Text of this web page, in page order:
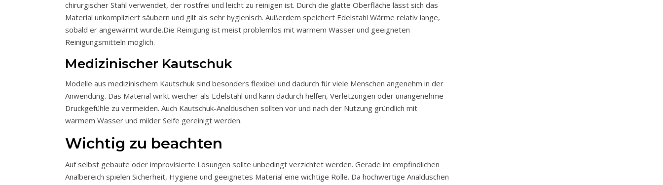
chirurgischer Stahl verwendet, der rostfrei und leicht zu reinigen ist. Durch die glatte Oberfläche lässt sich das
Material unkompliziert säubern und gilt als sehr hygienisch. Außerdem speichert Edelstahl Wärme relativ lange,
sobald er angewärmt wurde.Die Reinigung ist meist problemlos mit warmem Wasser und geeigneten
Reinigungsmitteln möglich.
Medizinischer Kautschuk
Modelle aus medizinischem Kautschuk sind besonders flexibel und dadurch für viele Menschen angenehm in der
Anwendung. Das Material wirkt weicher als Edelstahl und kann dadurch helfen, Verletzungen oder unangenehme
Druckgefühle zu vermeiden. Auch Kautschuk-Analduschen sollten vor und nach der Nutzung gründlich mit
warmem Wasser und milder Seife gereinigt werden.
Wichtig zu beachten
Auf selbst gebaute oder improvisierte Lösungen sollte unbedingt verzichtet werden. Gerade im empfindlichen
Analbereich spielen Sicherheit, Hygiene und geeignetes Material eine wichtige Rolle. Da hochwertige Analduschen